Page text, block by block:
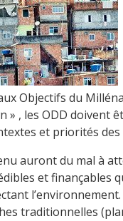
Objectifs du
, les ODD doivent
et priorités des
auront du mal à
et finançables
traditionnelles